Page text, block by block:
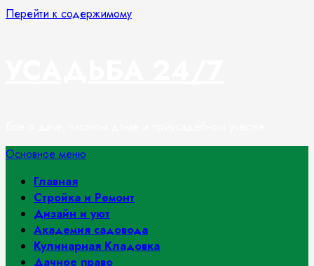
Перейти к содержимому
Основное меню
Главная
Стройка и Ремонт
Дизайн и уют
Академия садовода
Кулинарная Кладовка
Дачное право